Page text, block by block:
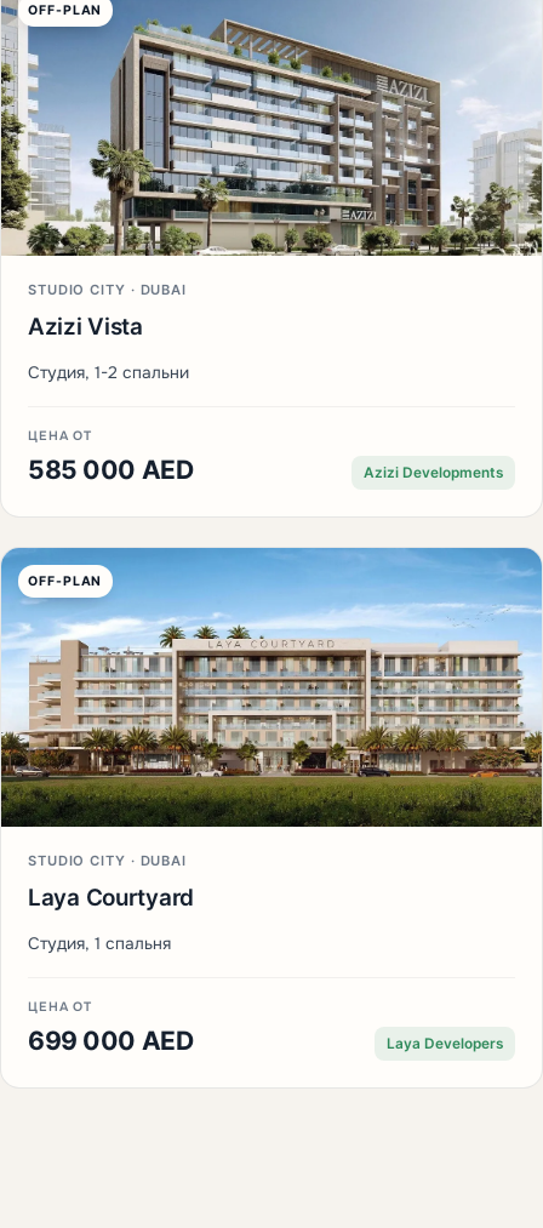
OFF-PLAN
STUDIO CITY · DUBAI
Azizi Vista
Студия, 1-2 спальни
ЦЕНА ОТ
585 000 AED Azizi Developments
OFF-PLAN
STUDIO CITY · DUBAI
Laya Courtyard
Студия, 1 спальня
ЦЕНА ОТ
699 000 AED Laya Developers